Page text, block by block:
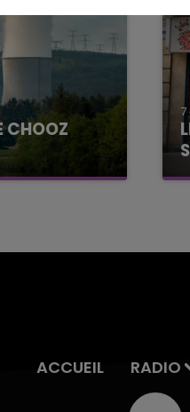
CHOOZ
centrale
ACCUEIL RADIO